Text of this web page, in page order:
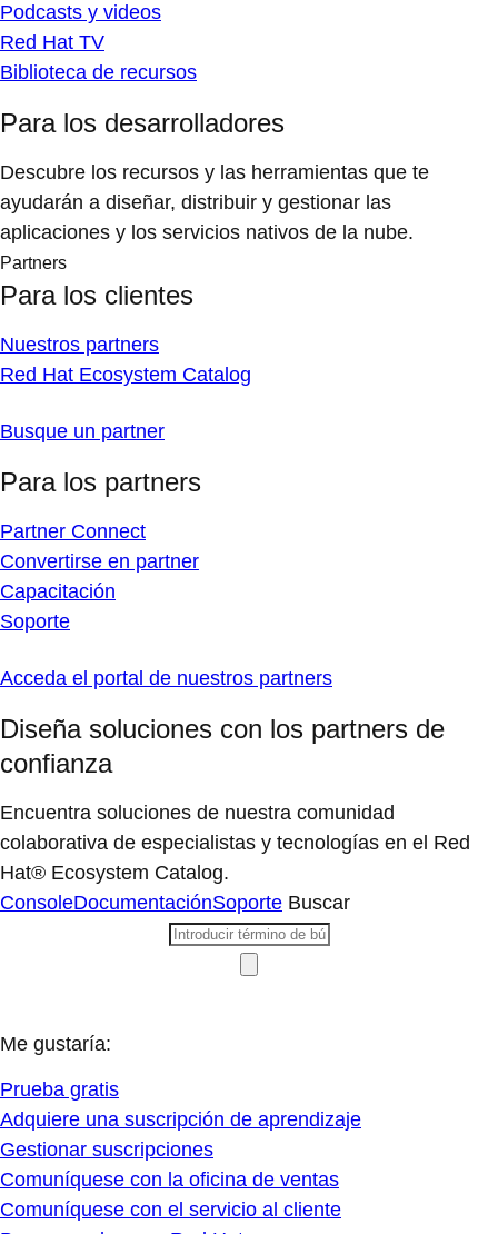
Podcasts y videos
Red Hat TV
Biblioteca de recursos
Para los desarrolladores
Descubre los recursos y las herramientas que te
ayudarán a diseñar, distribuir y gestionar las
aplicaciones y los servicios nativos de la nube.
Partners
Para los clientes
Nuestros partners
Red Hat Ecosystem Catalog
Busque un partner
Para los partners
Partner Connect
Convertirse en partner
Capacitación
Soporte
Acceda el portal de nuestros partners
Diseña soluciones con los partners de
confianza
Encuentra soluciones de nuestra comunidad
colaborativa de especialistas y tecnologías en el Red
Hat® Ecosystem Catalog.
ConsoleDocumentaciónSoporte Buscar
Me gustaría:
Prueba gratis
Adquiere una suscripción de aprendizaje
Gestionar suscripciones
Comuníquese con la oficina de ventas
Comuníquese con el servicio al cliente